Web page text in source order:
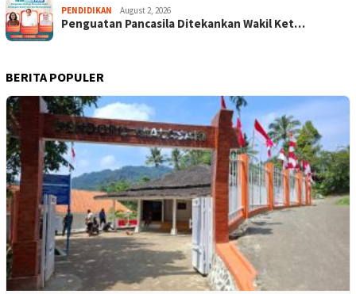
PENDIDIKAN August 2, 2026
Penguatan Pancasila Ditekankan Wakil Ket…
BERITA POPULER